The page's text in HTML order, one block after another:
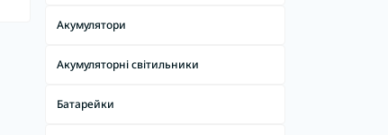
Акумулятори
Акумуляторні світильники
Батарейки